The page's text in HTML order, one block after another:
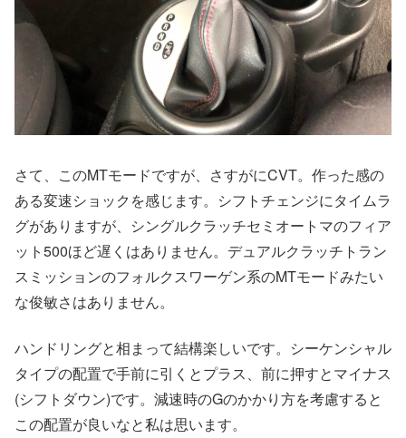
さて、このMTモードですが、さすがにCVT。作った感の
ある変速ショックを感じます。シフトチェンジにタイムラ
グがありますが、シングルクラッチセミオートマのフィア
ット500ほど遅くはありません。デュアルクラッチトラン
スミッションのフォルクスワーゲン系のMTモードみたい
な俊敏さはありません。
ハンドリングと相まって結構楽しいです。シーケンシャル
タイプの配置で手前に引くとプラス、前に押すとマイナス
(シフトダウン)です。減速時のGのかかり方を考慮すると
この配置が良いなと私は思います。